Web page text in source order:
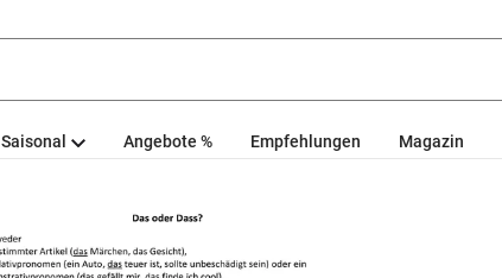
Saisonal Angebote % Empfehlungen Magazin